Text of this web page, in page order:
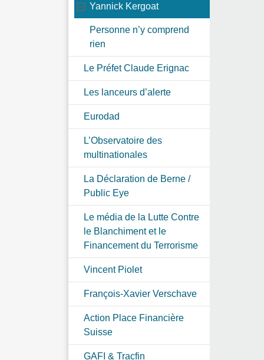
Yannick Kergoat
Personne n’y comprend
rien
Le Préfet Claude Erignac
Les lanceurs d’alerte
Eurodad
L’Observatoire des
multinationales
La Déclaration de Berne /
Public Eye
Le média de la Lutte Contre
le Blanchiment et le
Financement du Terrorisme
Vincent Piolet
François-Xavier Verschave
Action Place Financière
Suisse
GAFI & Tracfin